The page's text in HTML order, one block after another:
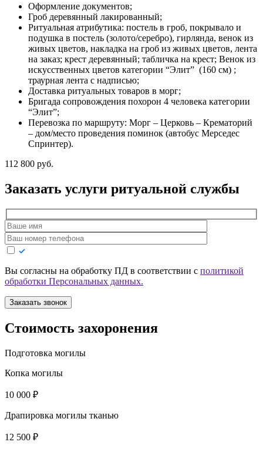
Оформление документов;
Гроб деревянный лакированный;
Ритуальная атрибутика: постель в гроб, покрывало и
подушка в постель (золото/серебро), гирлянда, венок из
живых цветов, накладка на гроб из живых цветов, лента
на заказ; крест деревянный; табличка на крест; Венок из
искусственных цветов категории “Элит” (160 см) ;
траурная лента с надписью;
Доставка ритуальных товаров в морг;
Бригада сопровождения похорон 4 человека категории
“Элит”;
Перевозка по маршруту: Морг – Церковь – Крематорий
– дом/место проведения поминок (автобус Мерседес
Спринтер).
112 800 руб.
Заказать услуги ритуальной службы
Вы согласны на обработку ПД в соответствии с политикой
обработки Персональных данных.
Заказать звонок
Стоимость захоронения
Подготовка могилы
Копка могилы
10 000 ₽
Драпировка могилы тканью
12 500 ₽